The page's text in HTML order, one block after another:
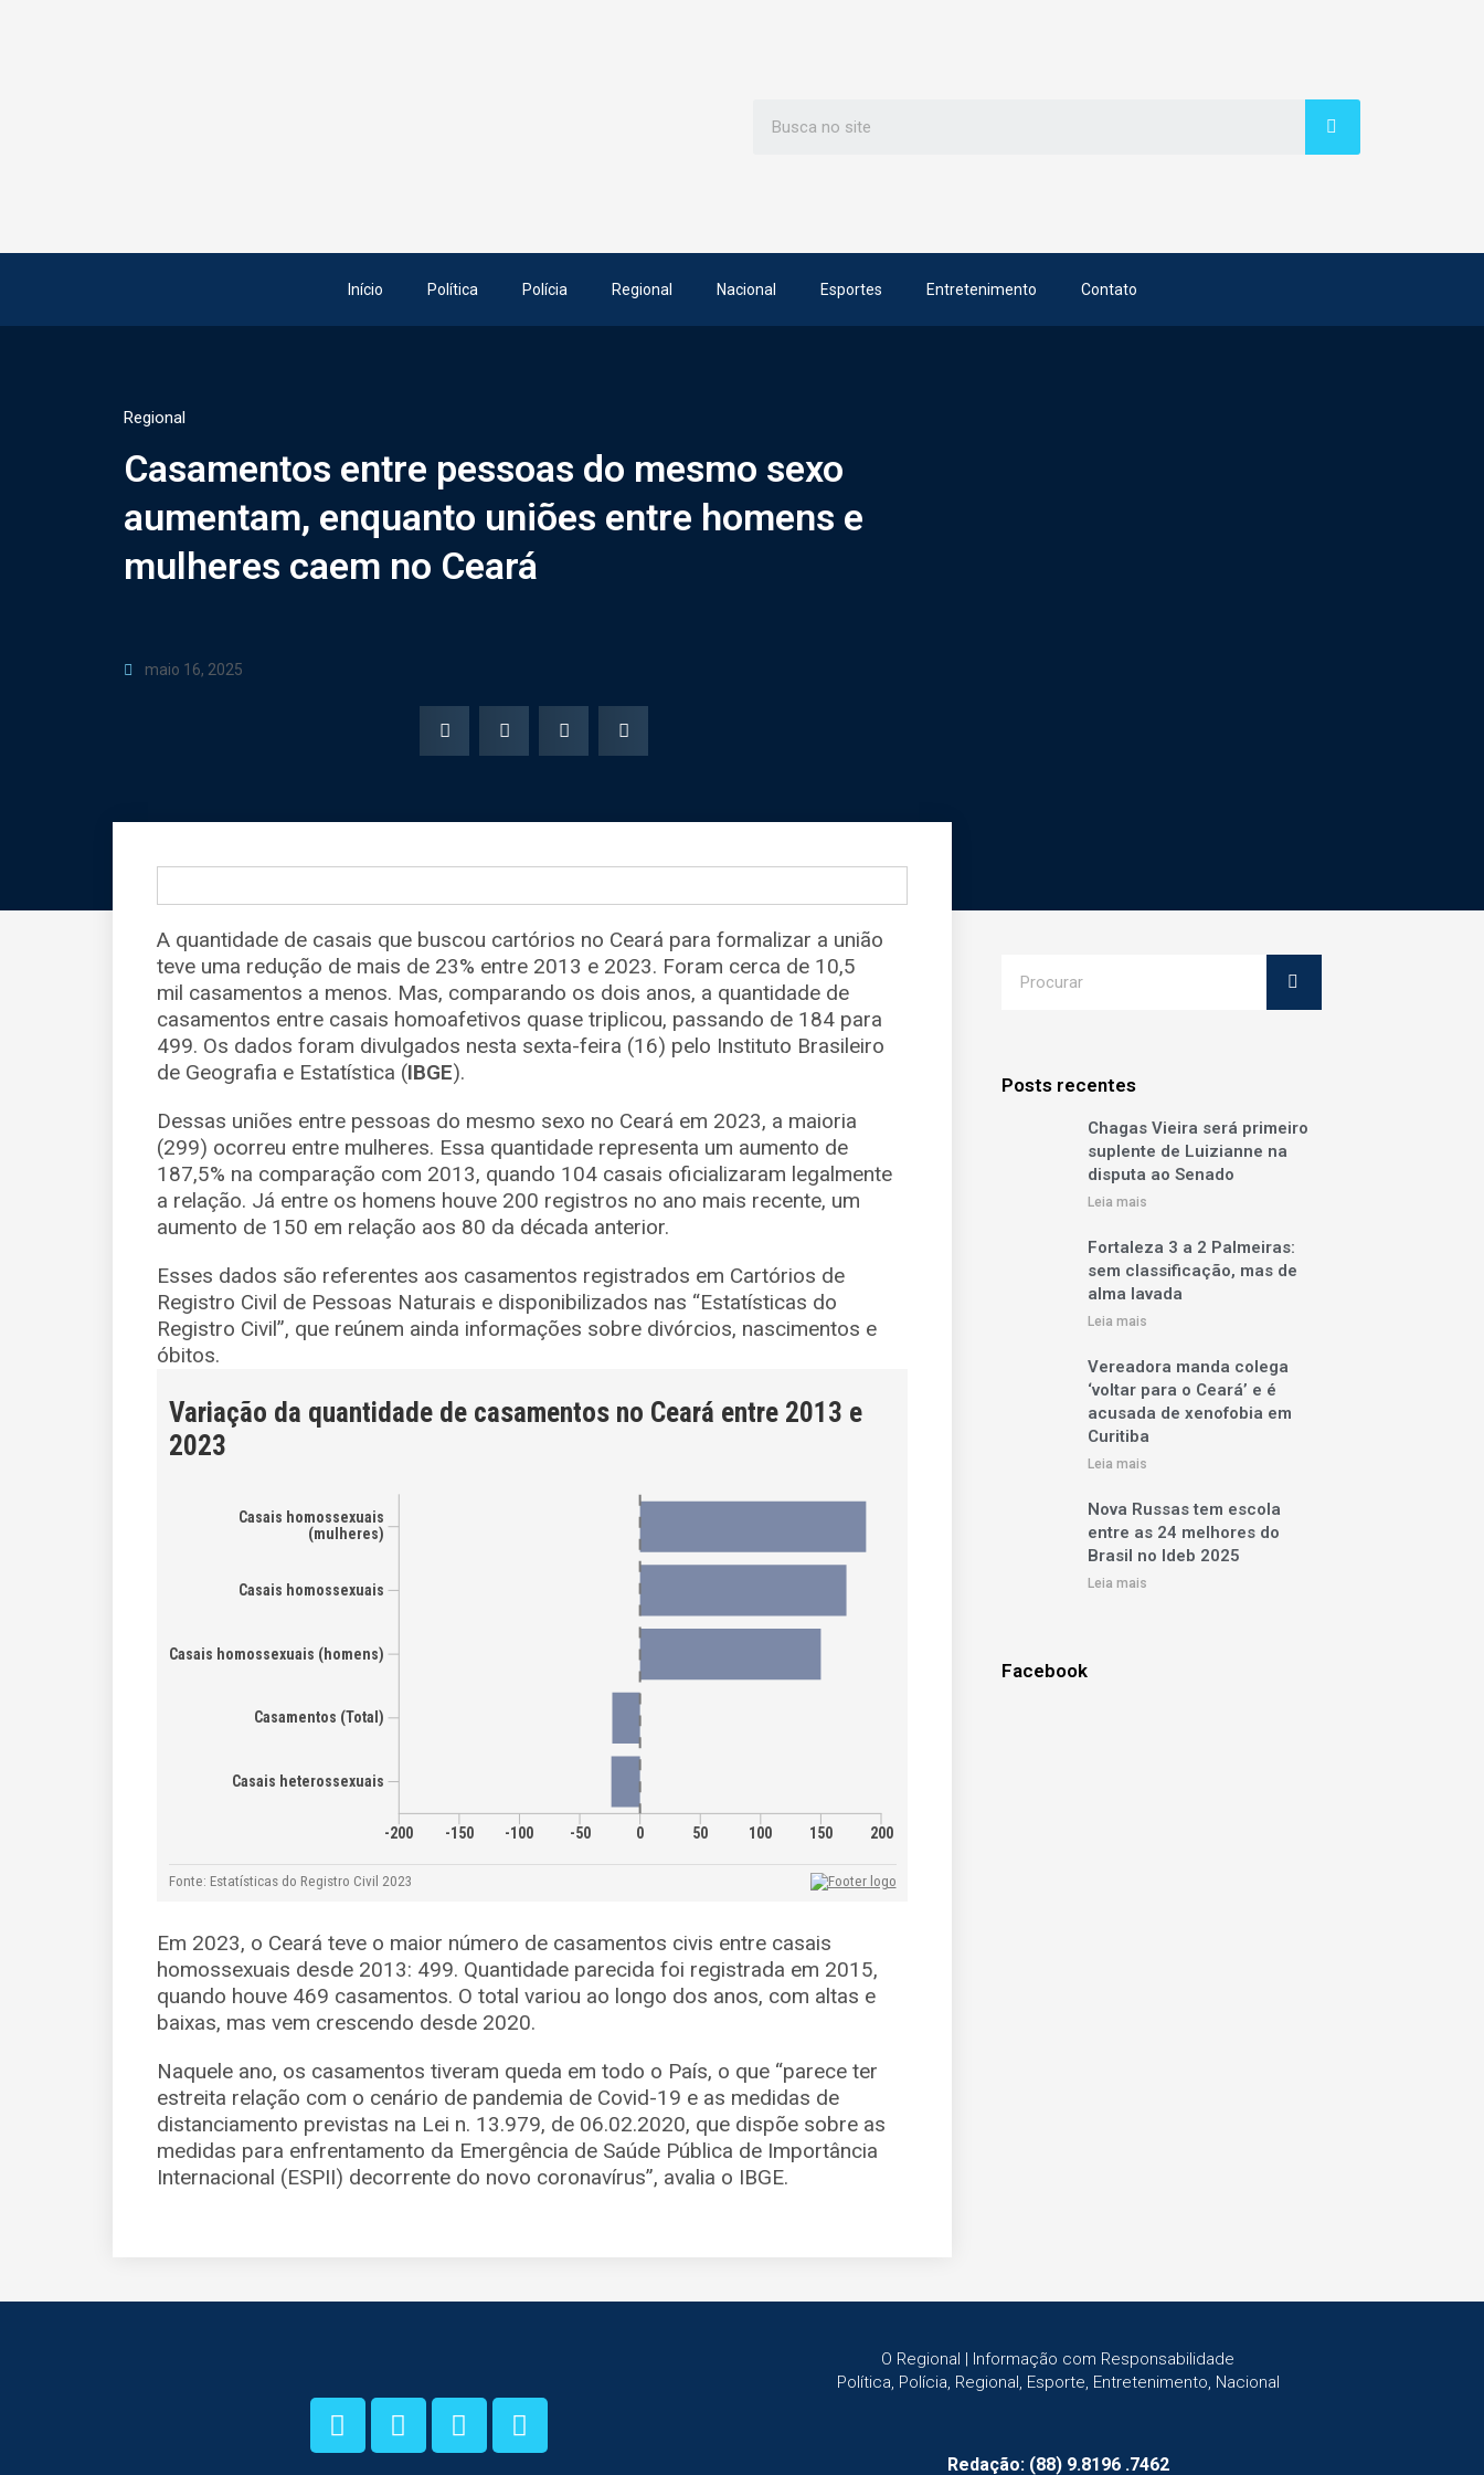
Início Política Polícia Regional Nacional Esportes Entretenimento Contato
Regional
Casamentos entre pessoas do mesmo sexo
aumentam, enquanto uniões entre homens e
mulheres caem no Ceará
maio 16, 2025
A quantidade de casais que buscou cartórios no Ceará para formalizar a união
teve uma redução de mais de 23% entre 2013 e 2023. Foram cerca de 10,5
mil casamentos a menos. Mas, comparando os dois anos, a quantidade de
casamentos entre casais homoafetivos quase triplicou, passando de 184 para
499. Os dados foram divulgados nesta sexta-feira (16) pelo Instituto Brasileiro
de Geografia e Estatística (IBGE).
Dessas uniões entre pessoas do mesmo sexo no Ceará em 2023, a maioria
(299) ocorreu entre mulheres. Essa quantidade representa um aumento de
187,5% na comparação com 2013, quando 104 casais oficializaram legalmente
a relação. Já entre os homens houve 200 registros no ano mais recente, um
aumento de 150 em relação aos 80 da década anterior.
Esses dados são referentes aos casamentos registrados em Cartórios de
Registro Civil de Pessoas Naturais e disponibilizados nas “Estatísticas do
Registro Civil”, que reúnem ainda informações sobre divórcios, nascimentos e
óbitos.
Em 2023, o Ceará teve o maior número de casamentos civis entre casais
homossexuais desde 2013: 499. Quantidade parecida foi registrada em 2015,
quando houve 469 casamentos. O total variou ao longo dos anos, com altas e
baixas, mas vem crescendo desde 2020.
Naquele ano, os casamentos tiveram queda em todo o País, o que “parece ter
estreita relação com o cenário de pandemia de Covid-19 e as medidas de
distanciamento previstas na Lei n. 13.979, de 06.02.2020, que dispõe sobre as
medidas para enfrentamento da Emergência de Saúde Pública de Importância
Internacional (ESPII) decorrente do novo coronavírus”, avalia o IBGE.
Posts recentes
Chagas Vieira será primeiro
suplente de Luizianne na
disputa ao Senado
Leia mais
Fortaleza 3 a 2 Palmeiras:
sem classificação, mas de
alma lavada
Leia mais
Vereadora manda colega
‘voltar para o Ceará’ e é
acusada de xenofobia em
Curitiba
Leia mais
Nova Russas tem escola
entre as 24 melhores do
Brasil no Ideb 2025
Leia mais
Facebook
O Regional | Informação com Responsabilidade
Política, Polícia, Regional, Esporte, Entretenimento, Nacional
Redação: (88) 9.8196 .7462